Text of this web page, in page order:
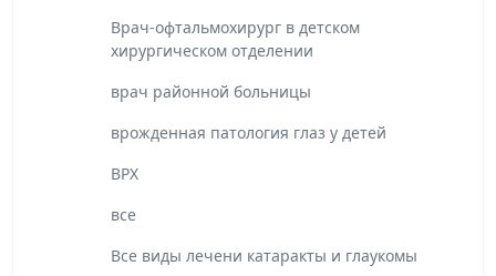
Врач-офтальмохирург в детском
хирургическом отделении
врач районной больницы
врожденная патология глаз у детей
ВРХ
все
Все виды лечени катаракты и глаукомы